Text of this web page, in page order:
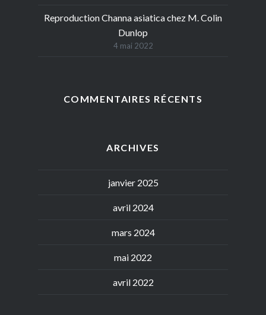
Reproduction Channa asiatica chez M. Colin
Dunlop
4 mai 2022
COMMENTAIRES RÉCENTS
ARCHIVES
janvier 2025
avril 2024
mars 2024
mai 2022
avril 2022